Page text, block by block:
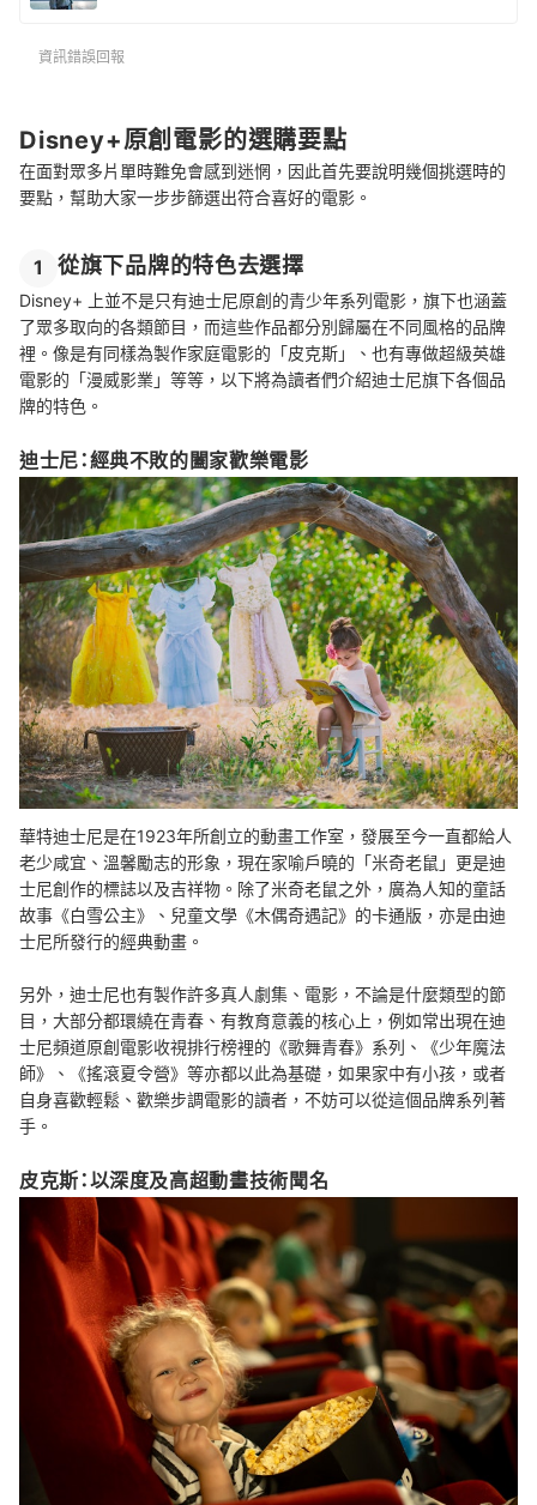
資訊錯誤回報
Disney+原創電影的選購要點
在面對眾多片單時難免會感到迷惘，因此首先要說明幾個挑選時的
要點，幫助大家一步步篩選出符合喜好的電影。
1 從旗下品牌的特色去選擇
Disney+ 上並不是只有迪士尼原創的青少年系列電影，旗下也涵蓋
了眾多取向的各類節目，而這些作品都分別歸屬在不同風格的品牌
裡。像是有同樣為製作家庭電影的「皮克斯」、也有專做超級英雄
電影的「漫威影業」等等，以下將為讀者們介紹迪士尼旗下各個品
牌的特色。
迪士尼：經典不敗的闔家歡樂電影
華特迪士尼是在1923年所創立的動畫工作室，發展至今一直都給人
老少咸宜、溫馨勵志的形象，現在家喻戶曉的「米奇老鼠」更是迪
士尼創作的標誌以及吉祥物。除了米奇老鼠之外，廣為人知的童話
故事《白雪公主》、兒童文學《木偶奇遇記》的卡通版，亦是由迪
士尼所發行的經典動畫。
另外，迪士尼也有製作許多真人劇集、電影，不論是什麼類型的節
目，大部分都環繞在青春、有教育意義的核心上，例如常出現在迪
士尼頻道原創電影收視排行榜裡的《歌舞青春》系列、《少年魔法
師》、《搖滾夏令營》等亦都以此為基礎，如果家中有小孩，或者
自身喜歡輕鬆、歡樂步調電影的讀者，不妨可以從這個品牌系列著
手。
皮克斯：以深度及高超動畫技術聞名